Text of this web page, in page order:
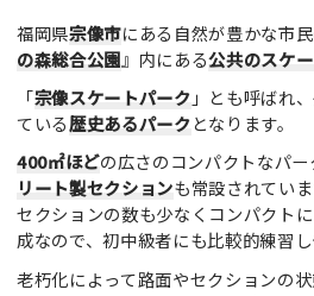
福岡県宗像市にある自然が豊かな市
の森総合公園』内にある公共のスケ
「宗像スケートパーク 」とも呼ばれ
ている歴史あるパークとなります。
400㎡ほどの広さのコンパクトなパ
リート製セクションも常設されていま
セクションの数も少なくコンパクト
成なので、初中級者にも比較的練習し
老朽化によって路面やセクションの